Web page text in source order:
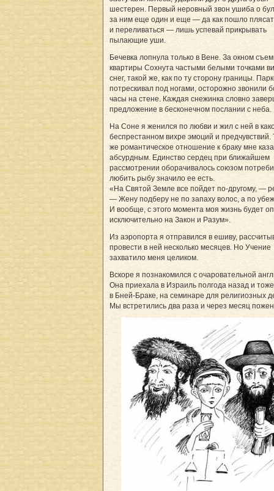
шестерен. Первый неровный звон ушиба о
за ним еще один и еще — да как пошло
и переливаться — лишь успевай прикрывать
пылающие уши.
Бечевка лопнула только в Вене. За окном
квартиры Сохнута частыми белыми точками
снег, такой же, как по ту сторону границы.
потрескивал под ногами, осторожно звонили
часы на стене. Каждая снежинка словно
предложение в бесконечном послании с неба.
На Соне я женился по любви и жил с ней в
беспрестанном вихре эмоций и предчувствий.
же романтическое отношение к браку мне
абсурдным. Единство сердец при ближайшем
рассмотрении оборачивалось союзом
любить рыбу значило ее есть.
«На Святой Земле все пойдет по-другому, —
— Жену подберу не по запаху волос, а по
И вообще, с этого момента моя жизнь будет
исключительно на Закон и Разум».
Из аэропорта я отправился в ешиву,
провести в ней несколько месяцев. Но Учение
захватило меня целиком.
Вскоре я познакомился с очаровательной
Она приехала в Израиль полгода назад и
в Бней-Браке, на семинаре для религиозных
Мы встретились два раза и через месяц